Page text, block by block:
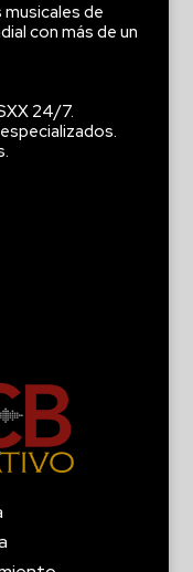
de
con más de un
24/7.